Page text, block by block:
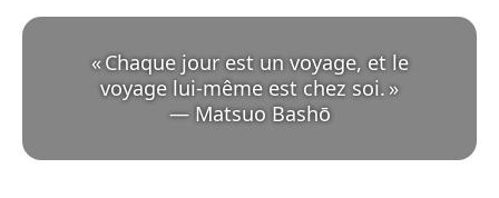
«Chaque jour est un voyage, et le
voyage lui-même est chez soi.
— Matsuo Bashō